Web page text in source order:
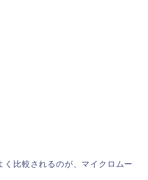
く比較されるのが、マイクロムー